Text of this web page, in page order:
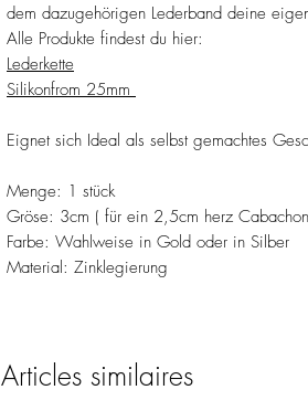
dem dazugehörigen Lederband deine
Alle Produkte findest du hier:
Lederkette
Silikonfrom 25mm
Eignet sich Ideal als selbst gemachtes
Menge: 1 stück
Gröse: 3cm ( für ein 2,5cm herz
Farbe: Wahlweise in Gold oder in Silber
Material: Zinklegierung
Articles similaires